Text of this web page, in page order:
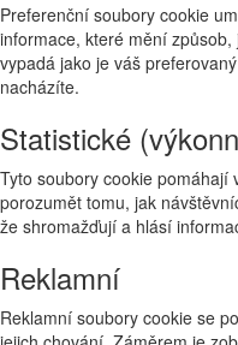
Preferenční soubory cookie
informace, které mění
vypadá jako je váš
nacházíte.
Statistické
Tyto soubory cookie pomáhají
porozumět tomu, jak
že shromažďují a hlásí
Reklamní
Reklamní soubory cookie se